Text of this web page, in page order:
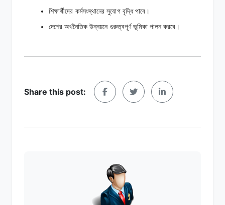
শিক্ষার্থীদের কর্মসংস্থানের সুযোগ বৃদ্ধি পাবে।
দেশের অর্থনৈতিক উন্নয়নে গুরুত্বপূর্ণ ভূমিকা পালন করবে।
Share this post: